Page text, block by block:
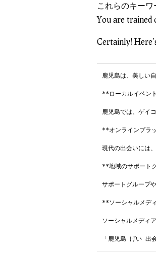
これらのキー
You are trained
Certainly!
鹿児島は、美しい
**ローカルイベン
鹿児島では、ゲイ
**オンラインプラ
現代の出会いには
**地域のサポート
サポートグループ
**ソーシャルメデ
ソーシャルメディ
「鹿児島 げい 出